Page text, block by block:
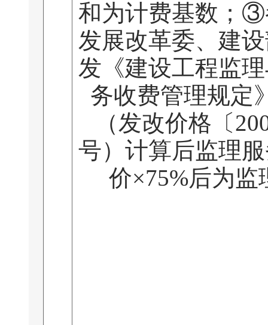
和为计费基数；
发展改革委、建
发《建设工程监
务收费管理规定
（发改价格〔
号）计算后监理
价×75%后为监